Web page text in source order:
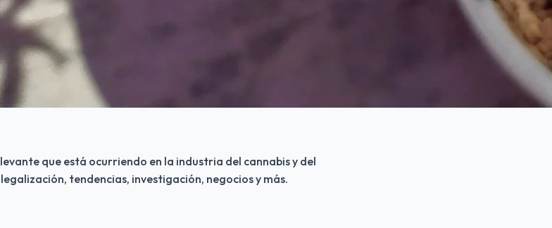
que está ocurriendo en la industria del cannabis y del
tendencias, investigación, negocios y más.